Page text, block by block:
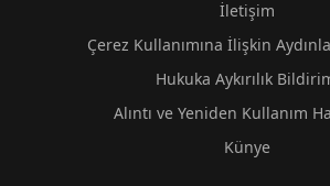
İletişim
Çerez Kullanımına İlişkin
Hukuka Aykırılık
Alıntı ve Yeniden Kullanım
Künye